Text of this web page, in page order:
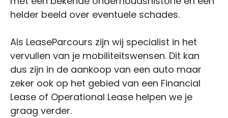
helder beeld over eventuele schades.
Als LeaseParcours zijn wij specialist in het
vervullen van je mobiliteitswensen. Dit kan
dus zijn in de aankoop van een auto maar
zeker ook op het gebied van een Financial
Lease of Operational Lease helpen we je
graag verder.